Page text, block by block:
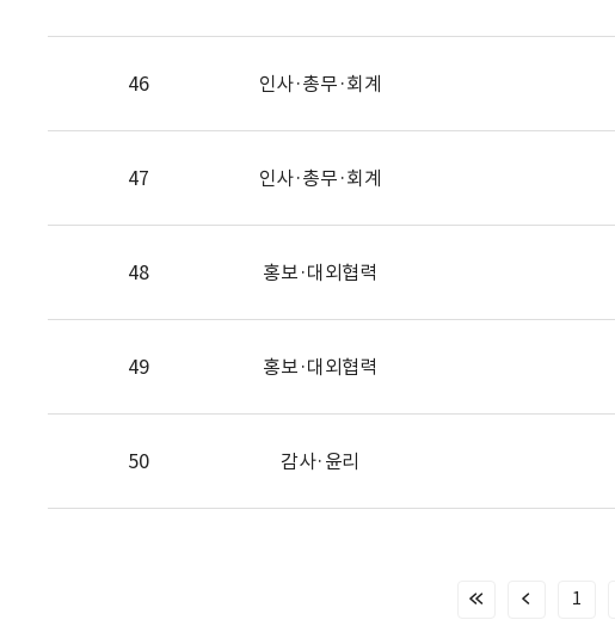
46 인사·총무·회계
47 인사·총무·회계
48 홍보·대외협력
49 홍보·대외협력
50 감사·윤리
처
이
1